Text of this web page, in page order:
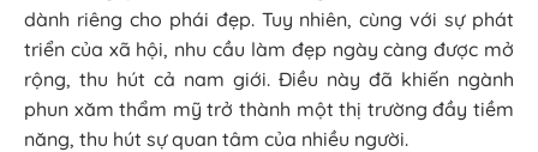
dành riêng cho phái đẹp. Tuy nhiên, cùng với sự phát
triển của xã hội, nhu cầu làm đẹp ngày càng được mở
rộng, thu hút cả nam giới. Điều này đã khiến ngành
phun xăm thẩm mỹ trở thành một thị trường đầy tiềm
năng, thu hút sự quan tâm của nhiều người.